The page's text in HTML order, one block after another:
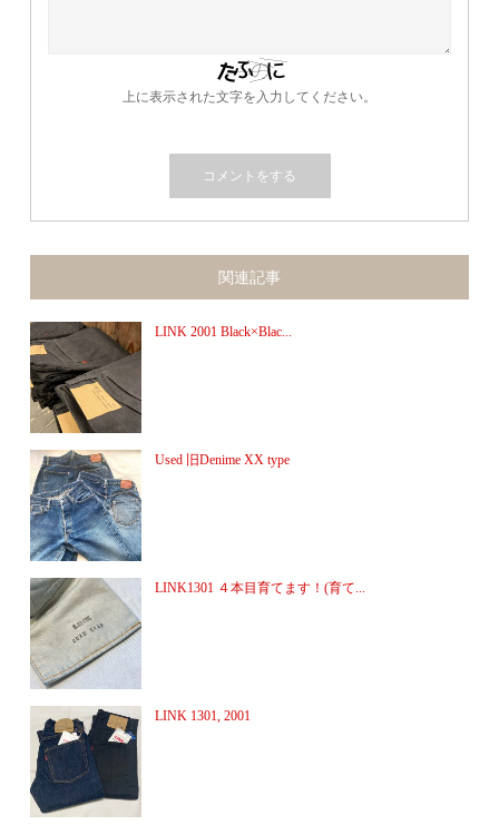
上に表示された文字を入力してください。
関連記事
LINK 2001 Black×Blac...
Used 旧Denime XX type
LINK1301 ４本目育てます！(育て...
LINK 1301, 2001